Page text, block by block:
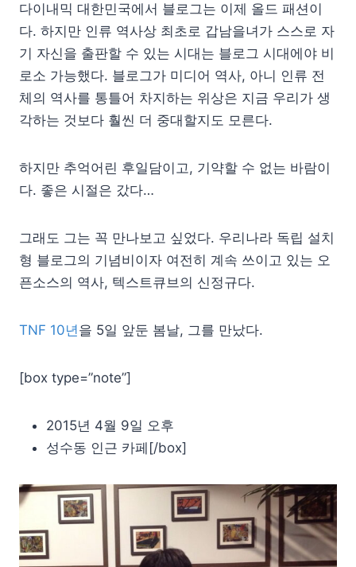
다이내믹 대한민국에서 블로그는 이제 올드 패션이
다. 하지만 인류 역사상 최초로 갑남을녀가 스스로 자
기 자신을 출판할 수 있는 시대는 블로그 시대에야 비
로소 가능했다. 블로그가 미디어 역사, 아니 인류 전
체의 역사를 통틀어 차지하는 위상은 지금 우리가 생
각하는 것보다 훨씬 더 중대할지도 모른다.
하지만 추억어린 후일담이고, 기약할 수 없는 바람이
다. 좋은 시절은 갔다…
그래도 그는 꼭 만나보고 싶었다. 우리나라 독립 설치
형 블로그의 기념비이자 여전히 계속 쓰이고 있는 오
픈소스의 역사, 텍스트큐브의 신정규다.
TNF 10년을 5일 앞둔 봄날, 그를 만났다.
[box type=”note”]
2015년 4월 9일 오후
성수동 인근 카페[/box]